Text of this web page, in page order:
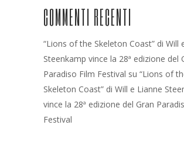
COMMENTI RECENTI
“Lions of the Skeleton Coast” di Will
Steenkamp vince la 28ª edizione del
Paradiso Film Festival su “Lions of
Skeleton Coast” di Will e Lianne
vince la 28ª edizione del Gran
Festival